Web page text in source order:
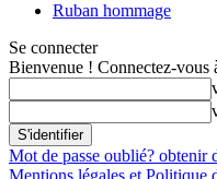
Ruban hommage
Se connecter
Bienvenue ! Connectez-vous
Mot de passe oublié? obtenir
Mentions légales et Politique